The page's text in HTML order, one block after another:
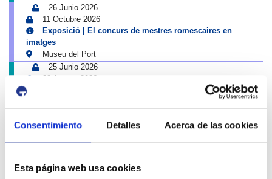
Consentimiento Detalles Acerca de las cookies
Esta página web usa cookies
26 Junio 2026
11 Octubre 2026
Exposició | El concurs de mestres romescaires en
imatges
Museu del Port
25 Junio 2026
23 Agosto 2026
31 Agosto 2026
25 Junio 2026
23 Agosto 2026